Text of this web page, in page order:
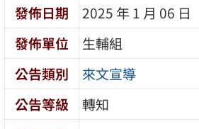
發佈日期
2025 年 1 月 06 日
發佈單位
生輔組
公告類別
來文宣導
公告等級
轉知